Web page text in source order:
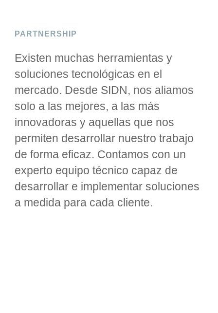
históricos para la identificación de
análisis longitudinal del mercado.
PARTNERSHIP
Existen muchas herramientas y
soluciones tecnológicas en el
mercado. Desde SIDN, nos aliamos
solo a las mejores, a las más
innovadoras y aquellas que nos
permiten desarrollar nuestro trabajo
de forma eficaz. Contamos con un
experto equipo técnico capaz de
desarrollar e implementar soluciones
a medida para cada cliente.